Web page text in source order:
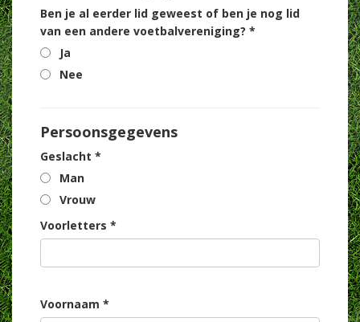
Ben je al eerder lid geweest of ben je nog lid
van een andere voetbalvereniging? *
Ja
Nee
Persoonsgegevens
Geslacht *
Man
Vrouw
Voorletters *
Voornaam *